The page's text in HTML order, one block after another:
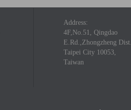
Address:
4F,No.51, Qingdao
E.Rd.,Zhongzheng Dist.,
Taipei City 10053,
Taiwan